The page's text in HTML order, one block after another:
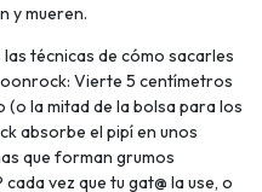
y mueren.
técnicas de cómo sacarles
Vierte 5 centímetros
la mitad de la bolsa para los
absorbe el pipí en unos
que forman grumos
vez que tu gat@ la use, o